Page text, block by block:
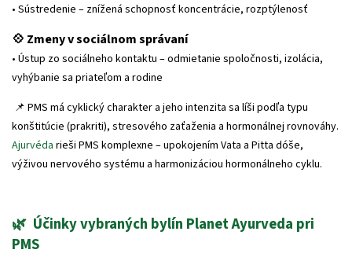
• Sústredenie – znížená schopnosť koncentrácie, rozptýlenosť
💠 Zmeny v sociálnom správaní
• Ústup zo sociálneho kontaktu – odmietanie spoločnosti, izolácia,
vyhýbanie sa priateľom a rodine
📌 PMS má cyklický charakter a jeho intenzita sa líši podľa typu
konštitúcie (prakriti), stresového zaťaženia a hormonálnej rovnováhy.
Ajurvéda rieši PMS komplexne – upokojením Vata a Pitta dóše,
výživou nervového systému a harmonizáciou hormonálneho cyklu.
🌿 Účinky vybraných bylín Planet Ayurveda pri
PMS